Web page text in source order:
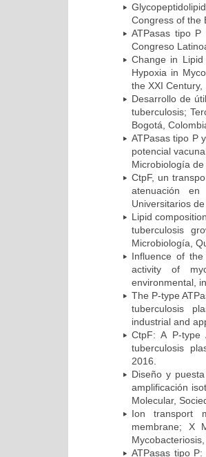
Congress of the
ATPasas tipo P
Congreso
Change in
Hypoxia in
the XXI
Desarrollo de
tuberculosis;
Bogotá,
ATPasas tipo P
potencial
Microbiología
CtpF, un
atenuación
Universitarios
Lipid
tuberculosis
Microbiología,
Influence of the
activity of
environmental,
The P-type
tuberculosis
industrial and
CtpF: A P-type
tuberculosis
2016.
Diseño y
amplificación
Molecular,
Ion transport
membrane; X
ATPasas tipo